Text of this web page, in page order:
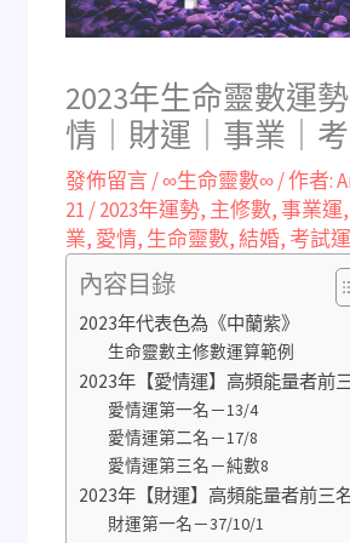
2023年生命靈數運
情｜財運｜事業｜
發佈留言/∞生命靈數∞/ 作者:
21 /2023年運勢, 主修數,事業運,
業, 愛情, 生命靈數,結婚, 考試運
內容目錄
2023年代表色為《中蘭紫》
生命靈數主修數運算範例
2023年【愛情運】高頻能量者前
愛情運第一名－13/4
愛情運第二名－17/8
愛情運第三名－純數8
2023年【財運】高頻能量者前三
財運第一名－37/10/1